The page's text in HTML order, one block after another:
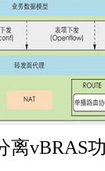
离vBRAS